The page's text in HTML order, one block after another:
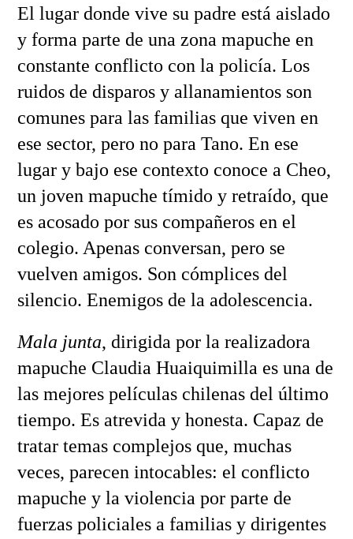
El lugar donde vive su padre está aislado
y forma parte de una zona mapuche en
constante conflicto con la policía. Los
ruidos de disparos y allanamientos son
comunes para las familias que viven en
ese sector, pero no para Tano. En ese
lugar y bajo ese contexto conoce a Cheo,
un joven mapuche tímido y retraído, que
es acosado por sus compañeros en el
colegio. Apenas conversan, pero se
vuelven amigos. Son cómplices del
silencio. Enemigos de la adolescencia.
Mala junta, dirigida por la realizadora
mapuche Claudia Huaiquimilla es una de
las mejores películas chilenas del último
tiempo. Es atrevida y honesta. Capaz de
tratar temas complejos que, muchas
veces, parecen intocables: el conflicto
mapuche y la violencia por parte de
fuerzas policiales a familias y dirigentes